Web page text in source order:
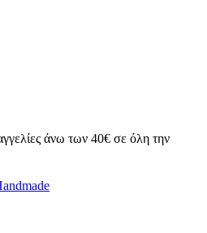
άνω των 40€ σε όλη την